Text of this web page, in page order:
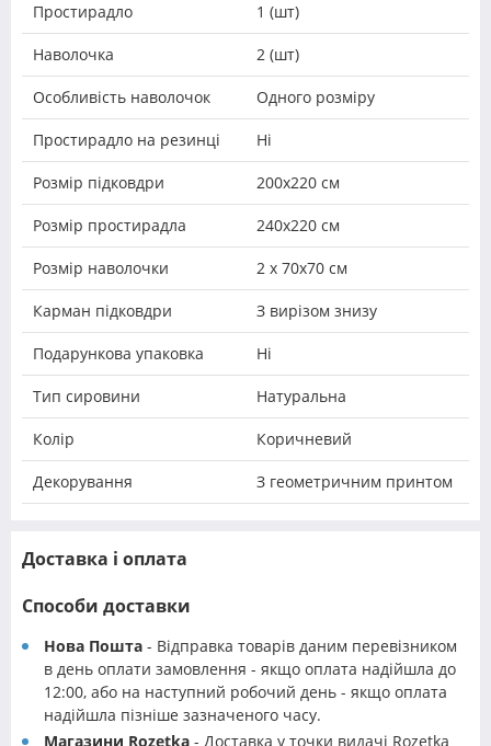
Простирадло 1 (шт)
Наволочка 2 (шт)
Особливість наволочок Одного розміру
Простирадло на резинці Ні
Розмір підковдри 200х220 см
Розмір простирадла 240х220 см
Розмір наволочки 2 х 70х70 см
Карман підковдри З вирізом знизу
Подарункова упаковка Ні
Тип сировини Натуральна
Колір Коричневий
Декорування З геометричним принтом
Доставка і оплата
Способи доставки
Нова Пошта - Відправка товарів даним перевізником
в день оплати замовлення - якщо оплата надійшла до
12:00, або на наступний робочий день - якщо оплата
надійшла пізніше зазначеного часу.
Магазини Rozetka - Доставка у точки видачі Rozetka